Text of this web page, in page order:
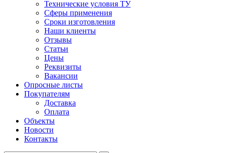
Технические условия ТУ
Сферы применения
Сроки изготовления
Наши клиенты
Отзывы
Статьи
Цены
Реквизиты
Вакансии
Опросные листы
Покупателям
Доставка
Оплата
Объекты
Новости
Контакты